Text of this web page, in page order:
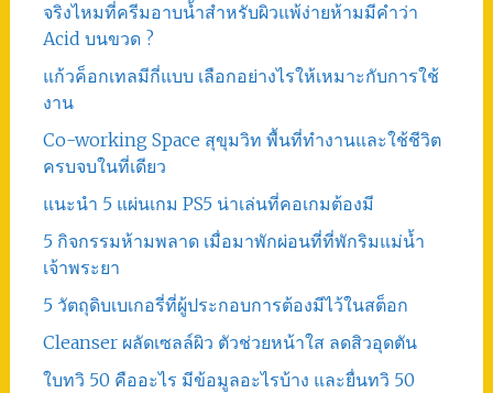
จริงไหมที่ครีมอาบน้ำสำหรับผิวแพ้ง่ายห้ามมีคำว่า
Acid บนขวด ?
แก้วค็อกเทลมีกี่แบบ เลือกอย่างไรให้เหมาะกับการใช้
งาน
Co-working Space สุขุมวิท พื้นที่ทำงานและใช้ชีวิต
ครบจบในที่เดียว
แนะนำ 5 แผ่นเกม PS5 น่าเล่นที่คอเกมต้องมี
5 กิจกรรมห้ามพลาด เมื่อมาพักผ่อนที่ที่พักริมแม่น้ำ
เจ้าพระยา
5 วัตถุดิบเบเกอรี่ที่ผู้ประกอบการต้องมีไว้ในสต็อก
Cleanser ผลัดเซลล์ผิว ตัวช่วยหน้าใส ลดสิวอุดตัน
ใบทวิ 50 คืออะไร มีข้อมูลอะไรบ้าง และยื่นทวิ 50